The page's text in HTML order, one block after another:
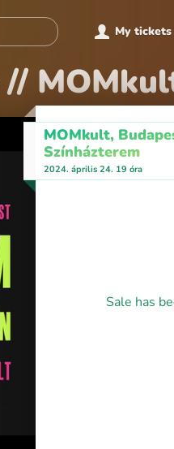
My tickets
//
MOMkult,
Színházterem
2024. április 24. 19 óra
Sale has